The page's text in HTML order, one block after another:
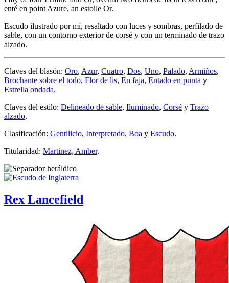
enté en point Azure, an estoile Or.
Escudo ilustrado por mí, resaltado con luces y sombras, perfilado de
sable, con un contorno exterior de corsé y con un terminado de trazo
alzado.
Claves del blasón: Oro, Azur, Cuatro, Dos, Uno, Palado, Armiños,
Brochante sobre el todo, Flor de lis, En faja, Entado en punta y
Estrella ondada.
Claves del estilo: Delineado de sable, Iluminado, Corsé y Trazo
alzado.
Clasificación: Gentilicio, Interpretado, Boa y Escudo.
Titularidad: Martinez, Amber.
Rex Lancefield